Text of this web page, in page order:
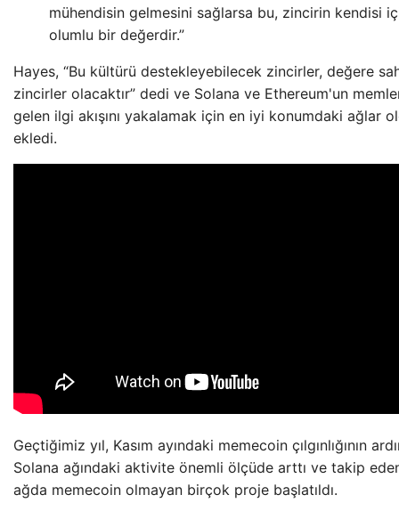
mühendisin gelmesini sağlarsa bu, zincirin kendisi
olumlu bir değerdir.”
Hayes, “Bu kültürü destekleyebilecek zincirler, değere
zincirler olacaktır” dedi ve Solana ve Ethereum'un
gelen ilgi akışını yakalamak için en iyi konumdaki ağlar
ekledi.
Geçtiğimiz yıl, Kasım ayındaki memecoin çılgınlığının
Solana ağındaki aktivite önemli ölçüde arttı ve takip
ağda memecoin olmayan birçok proje başlatıldı.